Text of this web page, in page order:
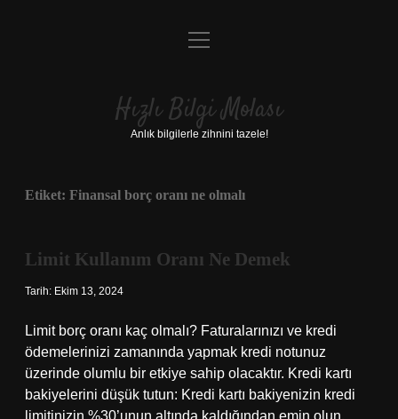
Anasayfa
Yasal Uyarı
menüyü
Hızlı Bilgi Molası
Anlık bilgilerle zihnini tazele!
Etiket: Finansal borç oranı ne olmalı
Limit Kullanım Oranı Ne Demek
Tarih: Ekim 13, 2024
Limit borç oranı kaç olmalı? Faturalarınızı ve kredi
ödemelerinizi zamanında yapmak kredi notunuz
üzerinde olumlu bir etkiye sahip olacaktır. Kredi kartı
bakiyelerini düşük tutun: Kredi kartı bakiyenizin kredi
limitinizin %30’unun altında kaldığından emin olun.